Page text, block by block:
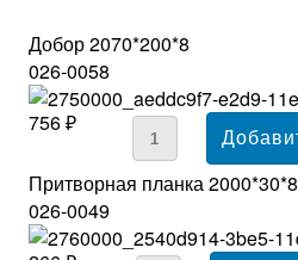
Добор 2070*200*8
026-0058
756 ₽
Притворная планка 2000*30*8
026-0049